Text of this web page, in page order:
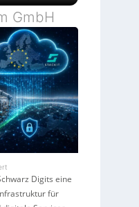
GmbH
Digits eine
für